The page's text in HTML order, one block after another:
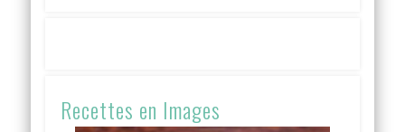
Recettes en Images